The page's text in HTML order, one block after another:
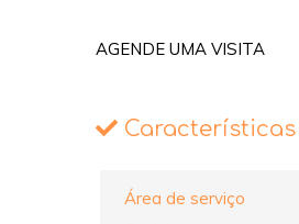
AGENDE UMA VISITA
Área de serviço